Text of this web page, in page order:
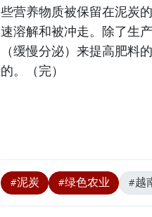
些营养物质被保留在泥炭
速溶解和被冲走。除了生
（缓慢分泌）来提高肥料
的。（完）
#泥炭 #绿色农业 #越